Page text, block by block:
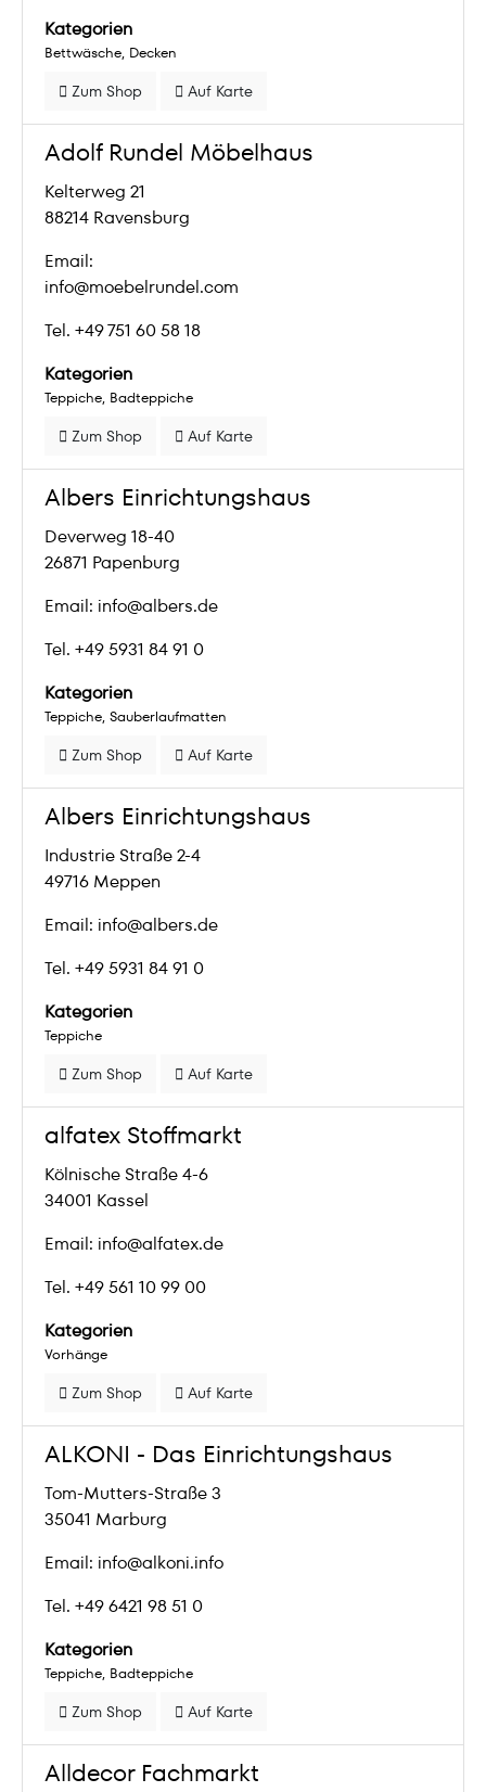
Kategorien
Bettwäsche Decken
Zum Shop Auf Karte
Adolf Rundel Möbelhaus
Kelterweg 21
88214 Ravensburg
Email:
info@moebelrundel.com
Tel. +49 751 60 58 18
Kategorien
Teppiche Badteppiche
Zum Shop Auf Karte
Albers Einrichtungshaus
Deverweg 18-40
26871 Papenburg
Email: info@albers.de
Tel. +49 5931 84 91 0
Kategorien
Teppiche Sauberlaufmatten
Zum Shop Auf Karte
Albers Einrichtungshaus
Industrie Straße 2-4
49716 Meppen
Email: info@albers.de
Tel. +49 5931 84 91 0
Kategorien
Teppiche
Zum Shop Auf Karte
alfatex Stoffmarkt
Kölnische Straße 4-6
34001 Kassel
Email: info@alfatex.de
Tel. +49 561 10 99 00
Kategorien
Vorhänge
Zum Shop Auf Karte
ALKONI - Das Einrichtungshaus
Tom-Mutters-Straße 3
35041 Marburg
Email: info@alkoni.info
Tel. +49 6421 98 51 0
Kategorien
Teppiche Badteppiche
Zum Shop Auf Karte
Alldecor Fachmarkt